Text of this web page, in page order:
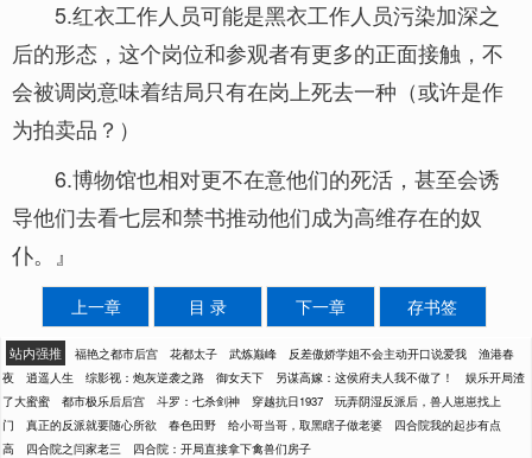
5.红衣工作人员可能是黑衣工作人员污染加深之
后的形态，这个岗位和参观者有更多的正面接触，不
会被调岗意味着结局只有在岗上死去一种（或许是作
为拍卖品？）
6.博物馆也相对更不在意他们的死活，甚至会诱
导他们去看七层和禁书推动他们成为高维存在的奴
仆。』
上一章 目 录 下一章 存书签
站内强推 福艳之都市后宫 花都太子 武炼巅峰 反差傲娇学姐不会主动开口说爱我
渔港春
夜
逍遥人生 综影视：炮灰逆袭之路 御女天下 另谋高嫁：这侯府夫人我不做了！
娱乐开局渣
了大蜜蜜
都市极乐后后宫 斗罗：七杀剑神 穿越抗日1937
玩弄阴湿反派后，兽人崽崽找上
门
真正的反派就要随心所欲 春色田野 给小哥当哥，取黑瞎子做老婆
四合院我的起步有点
高
四合院之闫家老三 四合院：开局直接拿下禽兽们房子